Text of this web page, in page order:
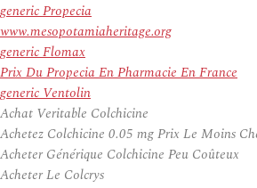
generic Propecia
www.mesopotamiaheritage.org
generic Flomax
Prix Du Propecia En Pharmacie En France
generic Ventolin
Achat Veritable Colchicine
Achetez Colchicine 0.05 mg Prix Le Moins
Acheter Générique Colchicine Peu Coûteux
Acheter Le Colcrys